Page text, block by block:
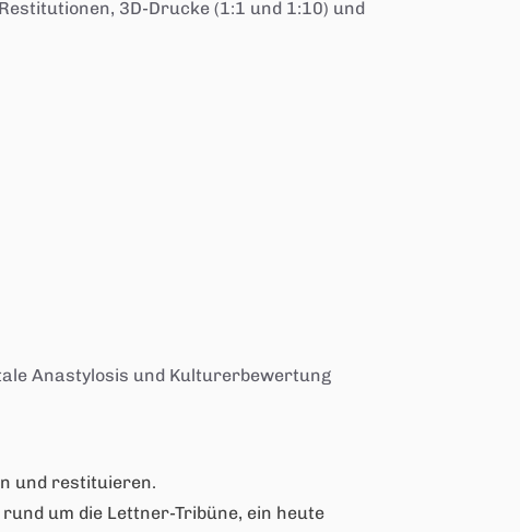
3D-Drucke (1:1 und 1:10) und
Anastylosis und Kulturerbewertung
und restituieren.
um die Lettner-Tribüne, ein heute